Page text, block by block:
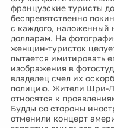
французские туристы
беспрепятственно
с каждого, наложенный
долларам. На
женщин-туристок
пытается имитировать
изображения в
владелец счел их
полицию. Жители Шри-
относятся к
Будды со стороны
отменили концерт